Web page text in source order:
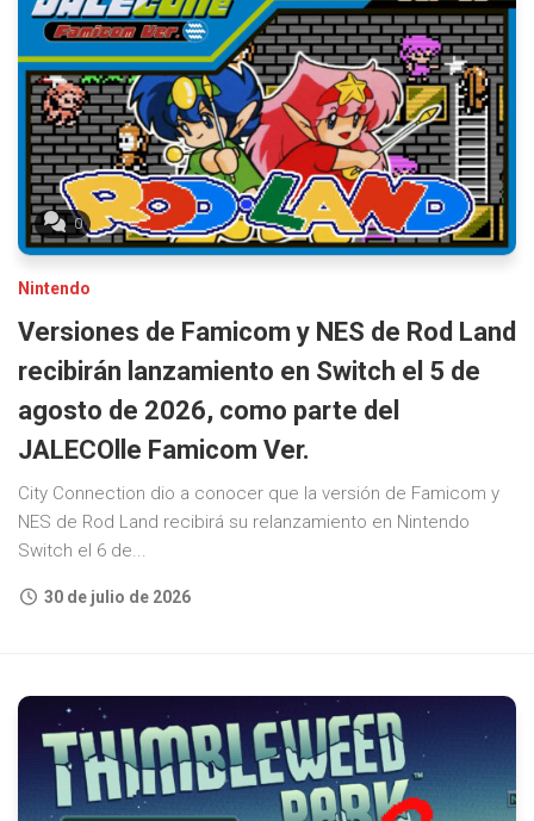
0
Nintendo
Versiones de Famicom y NES de Rod Land
recibirán lanzamiento en Switch el 5 de
agosto de 2026, como parte del
JALECOlle Famicom Ver.
City Connection dio a conocer que la versión de Famicom y
NES de Rod Land recibirá su relanzamiento en Nintendo
Switch el 6 de...
30 de julio de 2026